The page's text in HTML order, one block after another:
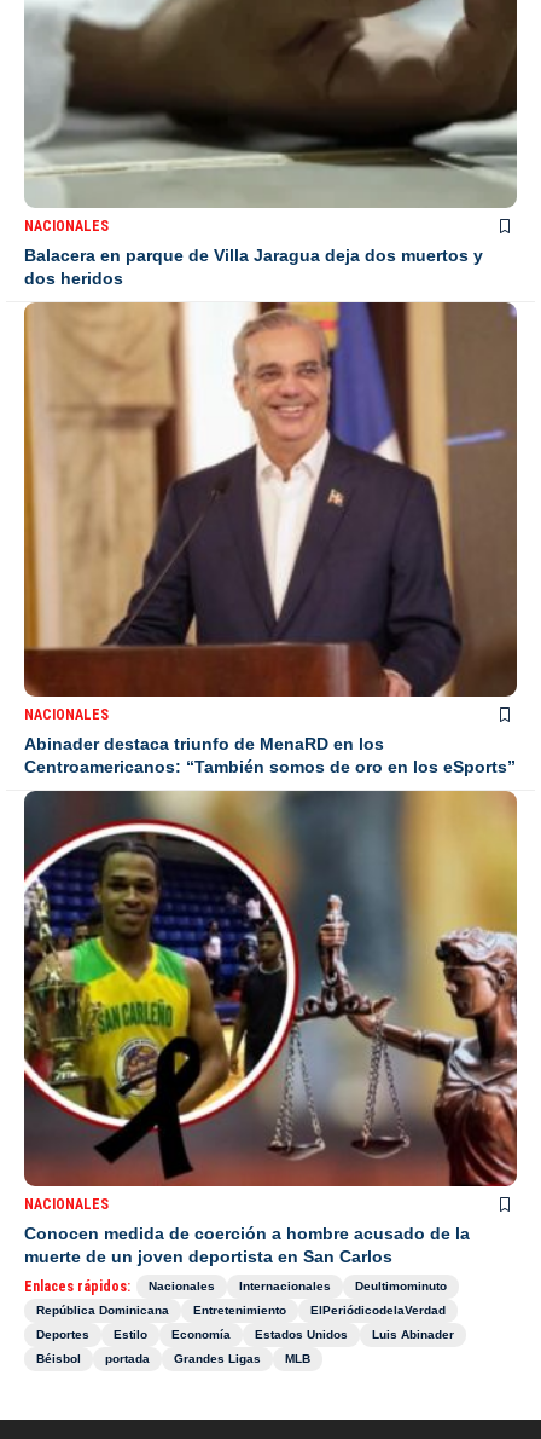
NACIONALES
Balacera en parque de Villa Jaragua deja dos muertos y
dos heridos
NACIONALES
Abinader destaca triunfo de MenaRD en los
Centroamericanos: “También somos de oro en los eSports”
NACIONALES
Conocen medida de coerción a hombre acusado de la
muerte de un joven deportista en San Carlos
Enlaces rápidos: Nacionales Internacionales
Deultimominuto
República Dominicana
Entretenimiento
ElPeriódicodelaVerdad
Deportes
Estilo Economía Estados Unidos
Luis Abinader
Béisbol
portada Grandes Ligas MLB